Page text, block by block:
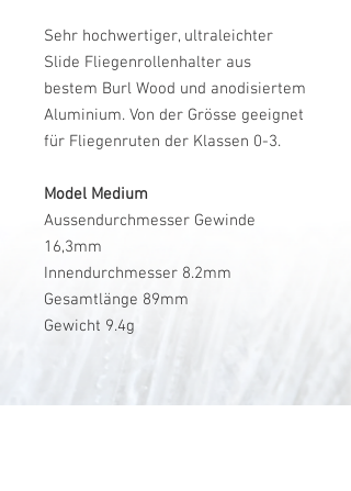
Sehr hochwertiger, ultraleichter
Slide Fliegenrollenhalter aus
bestem Burl Wood und anodisiertem
Aluminium. Von der Grösse geeignet
für Fliegenruten der Klassen 0-3.
Model Medium
Aussendurchmesser Gewinde
16,3mm
Innendurchmesser 8.2mm
Gesamtlänge 89mm
Gewicht 9.4g